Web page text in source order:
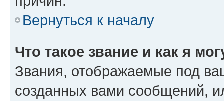
Вернуться к началу
Что такое звание и как я
Звания, отображаемые под
созданных вами сообщений,